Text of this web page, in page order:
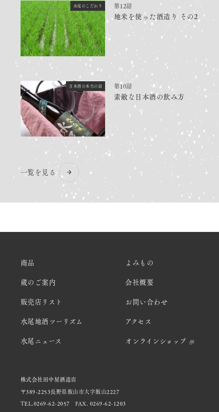
水尾のこだわり 第12話
地米を使った酒造り その2
日本酒の本当の話 第10話
素敵な日本酒の飲み方
一覧を見る
商品
蔵のご案内
販売店リスト
水尾地酒ツーリズム
水尾ニュース
よみもの
会社概要
お問い合わせ
アクセス
オンラインショップ
株式会社田中屋酒造店
〒389-2253長野県飯山市大字飯山2227
TEL.0269-62-2057
FAX. 0269-62-1203